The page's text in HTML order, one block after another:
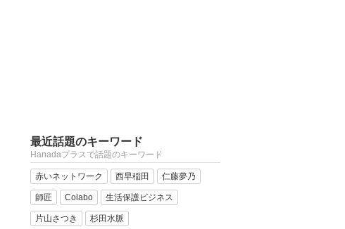
最近話題のキーワード
Hanadaプラスで話題のキーワード
赤いネットワーク 西早稲田 仁藤夢乃
師匠 Colabo 生活保護ビジネス
片山さつき 杉田水脈